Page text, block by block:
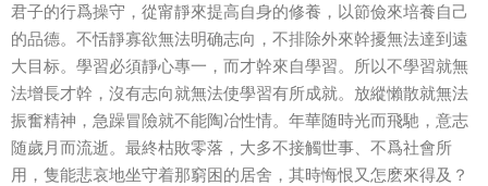
君子的行爲操守，從甯靜來提高自身的修養，以節儉來培養自己
的品德。不恬靜寡欲無法明确志向，不排除外來幹擾無法達到遠
大目标。學習必須靜心專一，而才幹來自學習。所以不學習就無
法增長才幹，沒有志向就無法使學習有所成就。放縱懶散就無法
振奮精神，急躁冒險就不能陶冶性情。年華随時光而飛馳，意志
随歲月而流逝。最終枯敗零落，大多不接觸世事、不爲社會所
用，隻能悲哀地坐守着那窮困的居舍，其時悔恨又怎麽來得及？